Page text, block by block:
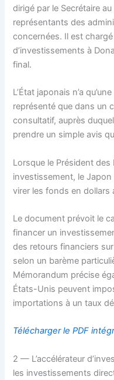
dirigé par le Secrétaire
représentants des
concernées. Il est
d’investissements à
final.
L’État japonais n’a
représenté que dans un
consultatif, auprès
prendre un simple avis
Lorsque le Président des
investissement, le
virer les fonds en dollars
Le document prévoit le
financer un
des retours financiers
selon un barème
Mémorandum précise
États-Unis peuvent
importations à un taux
Télécharger le PDF
2 — L’accélérateur
les investissements